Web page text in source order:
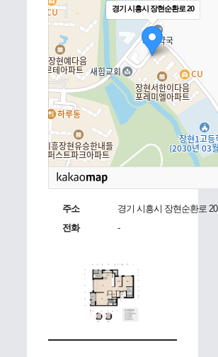
경기 시흥시 장현순환로 20
주소
경기 시흥시 장현순환로 20
전화
-